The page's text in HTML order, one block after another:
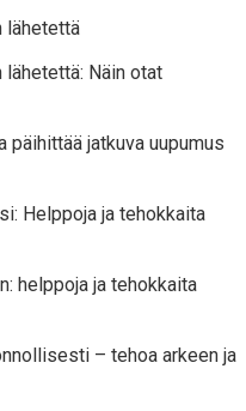
lähetettä
Näin otat
jatkuva uupumus
Helppoja ja tehokkaita
helppoja ja tehokkaita
– tehoa arkeen ja